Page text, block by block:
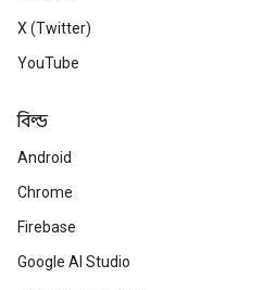
X (Twitter)
YouTube
বিল্ড
Android
Chrome
Firebase
Google AI Studio